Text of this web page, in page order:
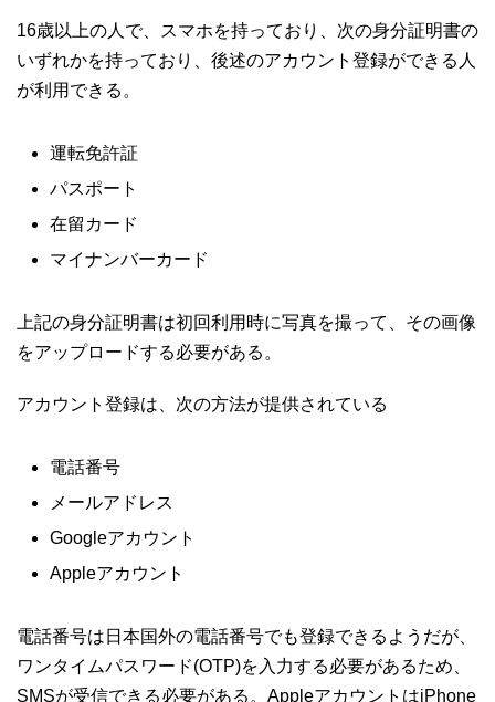
16歳以上の人で、スマホを持っており、次の身分証明書の
いずれかを持っており、後述のアカウント登録ができる人
が利用できる。
運転免許証
パスポート
在留カード
マイナンバーカード
上記の身分証明書は初回利用時に写真を撮って、その画像
をアップロードする必要がある。
アカウント登録は、次の方法が提供されている
電話番号
メールアドレス
Googleアカウント
Appleアカウント
電話番号は日本国外の電話番号でも登録できるようだが、
ワンタイムパスワード(OTP)を入力する必要があるため、
SMSが受信できる必要がある。AppleアカウントはiPhone